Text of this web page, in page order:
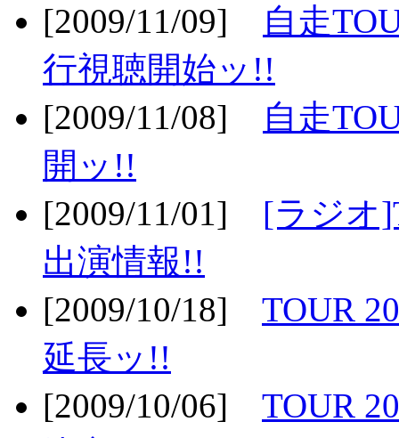
[2009/11/09]
自走
行視聴開始ッ!!
[2009/11/08]
自走
開ッ!!
[2009/11/01] [ラジオ
出演情報!!
[2009/10/18] TOUR
延長ッ!!
[2009/10/06] TOUR